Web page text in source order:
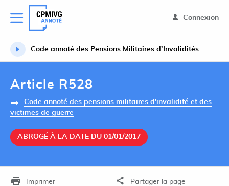
Connexion
Code annoté des Pensions Militaires d’Invalidités
Article R528
Code annoté des pensions militaires d'invalidité et des
victimes de guerre
ABROGÉ À LA DATE DU 01/01/2017
Imprimer Partager la page